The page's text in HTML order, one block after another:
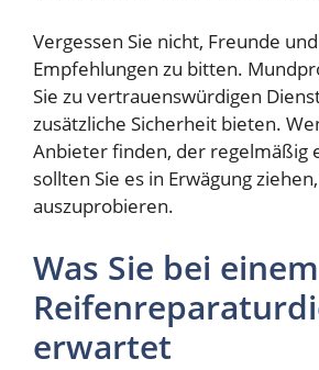
Vergessen Sie nicht, Freunde
Empfehlungen zu bitten.
Sie zu vertrauenswürdigen
zusätzliche Sicherheit bieten.
Anbieter finden, der regelmäßig
sollten Sie es in Erwägung
auszuprobieren.
Was Sie bei
erwartet